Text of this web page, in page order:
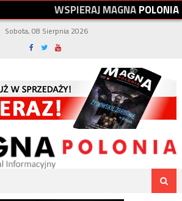
WSPIERAJMAGNAPOLONIA
Sobota, 08 Sierpnia 2026